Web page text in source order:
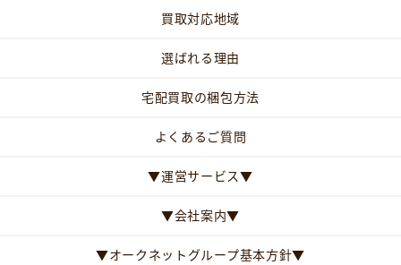
買取対応地域
選ばれる理由
宅配買取の梱包方法
よくあるご質問
▼運営サービス▼
▼会社案内▼
▼オークネットグループ基本方針▼